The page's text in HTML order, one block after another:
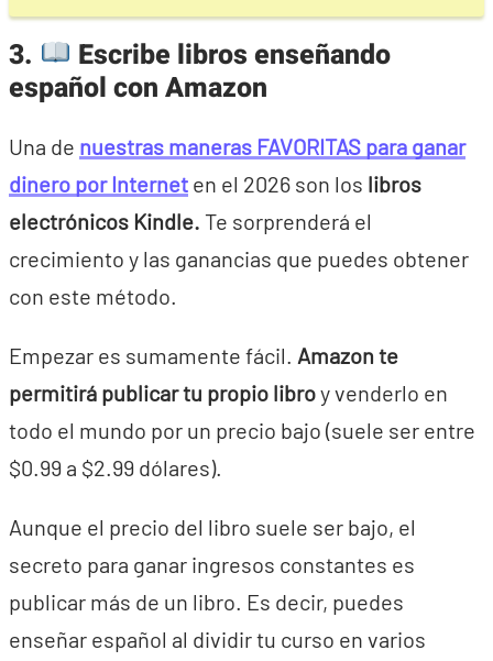
3.
Escribe libros enseñando
español con Amazon
Una de nuestras maneras FAVORITAS para ganar
dinero por Internet en el 2026 son los libros
electrónicos Kindle. Te sorprenderá el
crecimiento y las ganancias que puedes obtener
con este método.
Empezar es sumamente fácil. Amazon te
permitirá publicar tu propio libroy venderlo en
todo el mundo por un precio bajo (suele ser entre
$0.99 a $2.99 dólares).
Aunque el precio del libro suele ser bajo, el
secreto para ganar ingresos constantes es
publicar más de un libro. Es decir, puedes
enseñar español al dividir tu curso en varios